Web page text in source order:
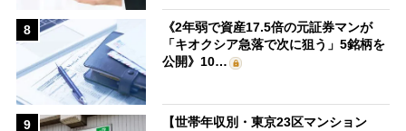
8
《2年弱で資産17.5倍の元証券マンが
「キオクシア急落で次に狙う」5銘柄を
公開》10…
9
【世帯年収別・東京23区マンション